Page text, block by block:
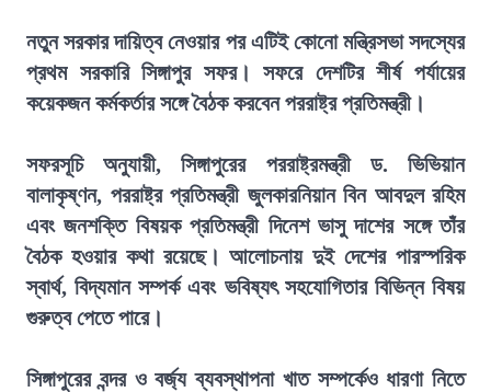
নতুন সরকার দায়িত্ব নেওয়ার পর এটিই কোনো মন্ত্রিসভা সদস্যের
প্রথম সরকারি সিঙ্গাপুর সফর। সফরে দেশটির শীর্ষ পর্যায়ের
কয়েকজন কর্মকর্তার সঙ্গে বৈঠক করবেন পররাষ্ট্র প্রতিমন্ত্রী।
সফরসূচি অনুযায়ী, সিঙ্গাপুরের পররাষ্ট্রমন্ত্রী ড. ভিভিয়ান
বালাকৃষ্ণন, পররাষ্ট্র প্রতিমন্ত্রী জুলকারনিয়ান বিন আবদুল রহিম
এবং জনশক্তি বিষয়ক প্রতিমন্ত্রী দিনেশ ভাসু দাশের সঙ্গে তাঁর
বৈঠক হওয়ার কথা রয়েছে। আলোচনায় দুই দেশের পারস্পরিক
স্বার্থ, বিদ্যমান সম্পর্ক এবং ভবিষ্যৎ সহযোগিতার বিভিন্ন বিষয়
গুরুত্ব পেতে পারে।
সিঙ্গাপুরের বন্দর ও বর্জ্য ব্যবস্থাপনা খাত সম্পর্কেও ধারণা নিতে